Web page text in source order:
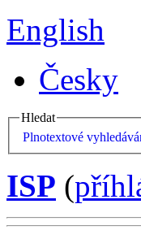
English
Česky
Hledat
Plnotextové
ISP (